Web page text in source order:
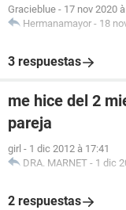
Gracieblue - 17 nov 2020
Hermanamayor - 18
3 respuestas
me hice del 2
pareja
girl - 1 dic 2012 à 17:41
DRA. MARNET - 1 dic
2 respuestas